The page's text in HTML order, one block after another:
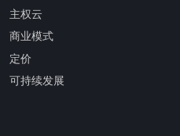
主权云
商业模式
定价
可持续发展